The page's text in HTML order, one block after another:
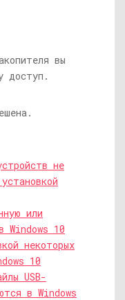
вы
доступ.
не
или
Windows 10
некоторых
10
USB-
в Windows